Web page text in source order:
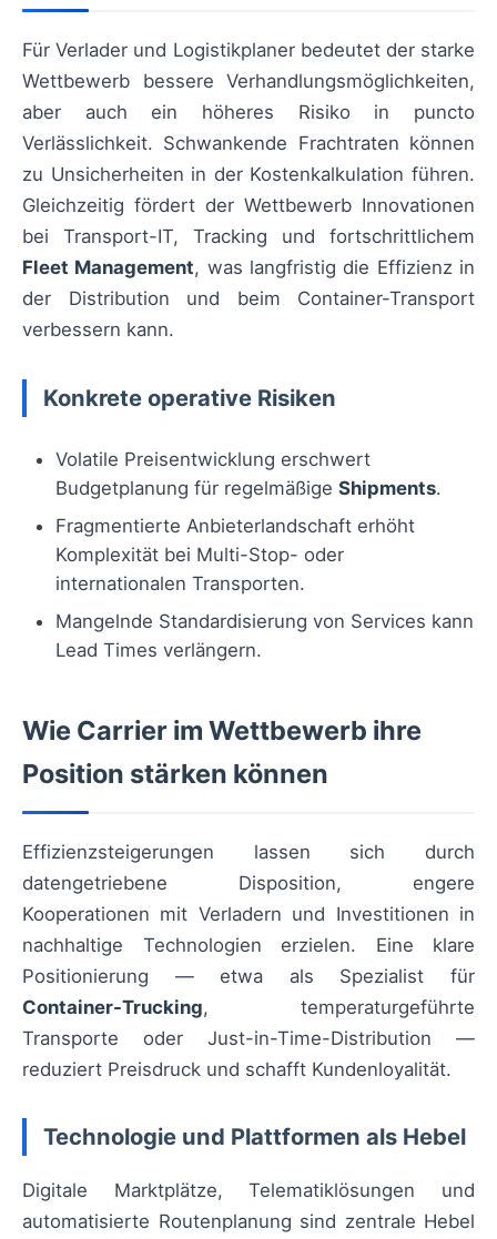
Für Verlader und Logistikplaner bedeutet der starke
Wettbewerb bessere Verhandlungsmöglichkeiten,
aber auch ein höheres Risiko in puncto
Verlässlichkeit. Schwankende Frachtraten können
zu Unsicherheiten in der Kostenkalkulation führen.
Gleichzeitig fördert der Wettbewerb Innovationen
bei Transport-IT, Tracking und fortschrittlichem
Fleet Management, was langfristig die Effizienz in
der Distribution und beim Container-Transport
verbessern kann.
Konkrete operative Risiken
Volatile Preisentwicklung erschwert
Budgetplanung für regelmäßige Shipments.
Fragmentierte Anbieterlandschaft erhöht
Komplexität bei Multi-Stop- oder
internationalen Transporten.
Mangelnde Standardisierung von Services kann
Lead Times verlängern.
Wie Carrier im Wettbewerb ihre
Position stärken können
Effizienzsteigerungen lassen sich durch
datengetriebene Disposition, engere
Kooperationen mit Verladern und Investitionen in
nachhaltige Technologien erzielen. Eine klare
Positionierung — etwa als Spezialist für
Container-Trucking, temperaturgeführte
Transporte oder Just-in-Time-Distribution —
reduziert Preisdruck und schafft Kundenloyalität.
Technologie und Plattformen als Hebel
Digitale Marktplätze, Telematiklösungen und
automatisierte Routenplanung sind zentrale Hebel